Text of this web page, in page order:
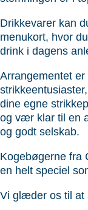
Drikkevarer kan
menukort, hvor
drink i dagens
Arrangementet
dine egne
og vær klar til en
og godt selskab.
Kogebøgerne fra
en helt speciel
Vi glæder os til at